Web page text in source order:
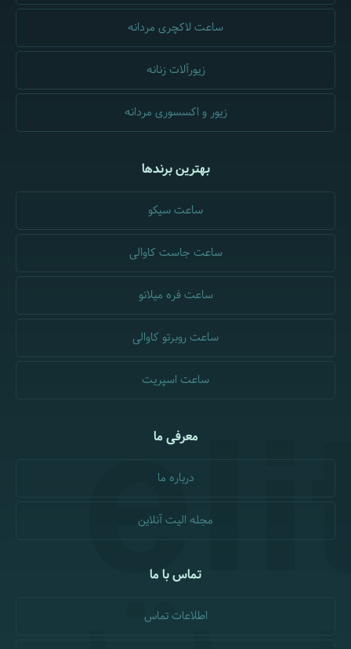
ساعت لاکچری مردانه
زیورآلات زنانه
زیور و اکسسوری مردانه
بهترین برندها
ساعت سیکو
ساعت جاست کاوالی
ساعت فره میلانو
ساعت روبرتو کاوالی
ساعت اسپریت
معرفی ما
درباره ما
مجله الیت آنلاین
تماس با ما
اطلاعات تماس